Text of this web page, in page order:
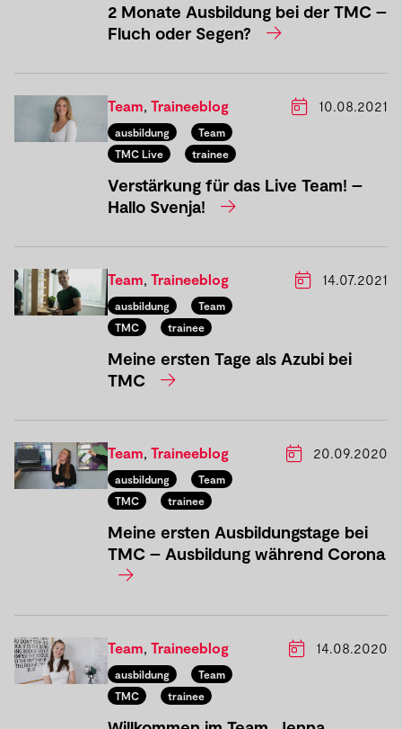
2 Monate Ausbildung bei der TMC –
Fluch oder Segen?
Team, Traineeblog
ausbildung
Team
TMC Live
trainee
10.08.2021
Verstärkung für das Live Team! –
Hallo Svenja!
Team, Traineeblog
ausbildung
Team
TMC
trainee
14.07.2021
Meine ersten Tage als Azubi bei
TMC
Team, Traineeblog
ausbildung
Team
TMC
trainee
20.09.2020
Meine ersten Ausbildungstage bei
TMC – Ausbildung während Corona
Team, Traineeblog
ausbildung
Team
TMC
trainee
14.08.2020